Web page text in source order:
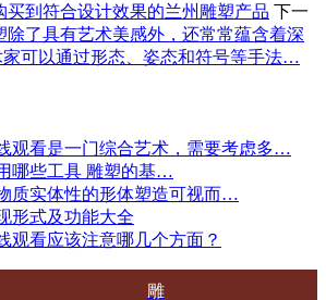
买到符合设计效果的兰州雕塑产品 下一
除了具有艺术美感外，还常常蕴含着深
可以通过形态、姿态和符号等手法…
观看是一门综合艺术，需要考虑多…
哪些工具 雕塑的基…
质实体性的形体塑造可视而…
形式及功能大全
观看应该注意哪几个方面？
雕